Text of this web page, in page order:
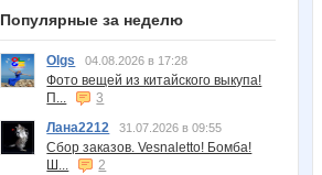
Популярные за неделю
Olgs 04.08.2026 в 17:28
Фото вещей из китайского выкупа!
П...
3
Лана2212
31.07.2026 в 09:55
Сбор заказов. Vesnaletto! Бомба!
Ш...
2